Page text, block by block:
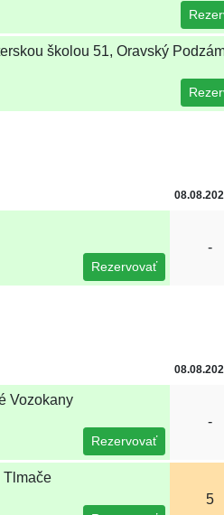
školou 51, Oravský
Rezervovať
-
Vozokany
Rezervovať
-
Tlmače
5